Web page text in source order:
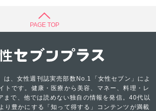
PAGE TOP
は、女性週刊誌実売部数No.1「女性セブン」によ
トです。健康・医療から美容、マネー、料理・レ
まで、他では読めない独自の情報を発信。40代以
り豊かにする「知って得する」コンテンツが満載